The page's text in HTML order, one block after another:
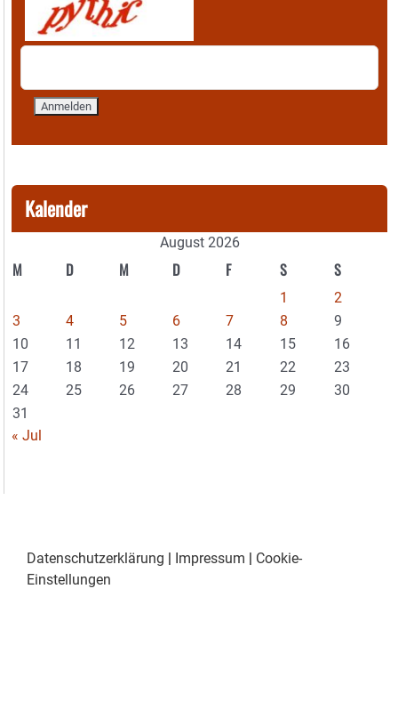
Kalender
August 2026
M D M D F S S
1
2
3
4 5 6 7 8
9
10
11 12 13 14 15
16
17
18 19 20 21 22
23
24
25 26 27 28 29
30
31
« Jul
Datenschutzerklärung Impressum
Cookie-
Einstellungen